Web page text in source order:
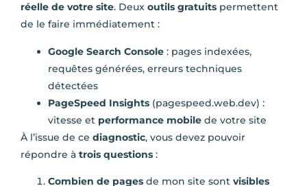
réelle de votre site. Deux outils gratuits permettent
de le faire immédiatement :
Google Search Console : pages indexées,
requêtes générées, erreurs techniques
détectées
PageSpeed Insights (pagespeed.web.dev) :
vitesse et performance mobile de votre site
À l’issue de ce diagnostic, vous devez pouvoir
répondre à trois questions :
Combien de pages de mon site sont visibles